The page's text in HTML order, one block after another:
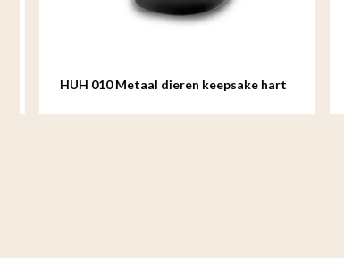
HUH 010 Metaal dieren keepsake hart